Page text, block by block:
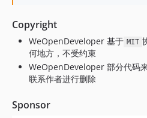
Copyright
WeOpenDeveloper 基于 MIT
何地方，不受约束
WeOpenDeveloper 部分代码
联系作者进行删除
Sponsor